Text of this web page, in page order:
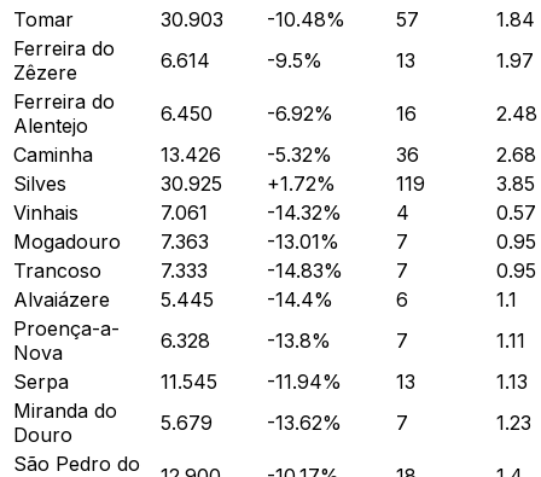
Tomar
30.903 -10.48% 57
1.84
Ferreira do
Zêzere
6.614 -9.5% 13
1.97
Ferreira do
Alentejo
6.450 -6.92% 16
2.48
Caminha
13.426 -5.32% 36
2.68
Silves
30.925 +1.72% 119
3.85
Vinhais
7.061 -14.32% 4
0.57
Mogadouro
7.363 -13.01% 7
0.95
Trancoso
7.333 -14.83% 7
0.95
Alvaiázere
5.445 -14.4% 6
1.1
Proença-a-
Nova
6.328 -13.8% 7
1.11
Serpa
11.545 -11.94% 13
1.13
Miranda do
Douro
5.679 -13.62% 7
1.23
São Pedro do